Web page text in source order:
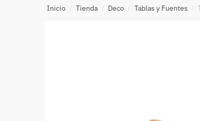
Inicio / Tienda / Deco / Tablas y Fuentes /